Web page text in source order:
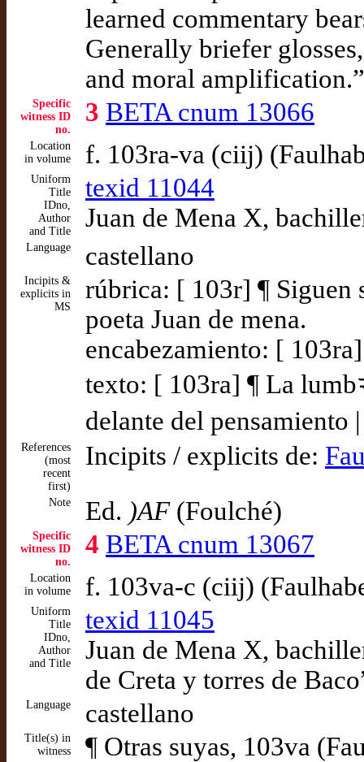
learned commentary
Generally briefer
and moral amplification.”
Specific
witness ID
no.
3 BETA cnum 13066
Location
in volume
f. 103ra-va (ciij)
Uniform
Title
IDno,
Author
and Title
texid 11044
Juan de Mena X,
Language castellano
Incipits &
explicits in
MS
rúbrica: [ 103r] ¶ Siguen
poeta Juan de mena.
encabezamiento: [
texto: [ 103ra] ¶ La
delante del pensamiento
References
(most
recent
first)
Incipits / explicits de:
Note Ed. )AF(Foulché)
Specific
witness ID
no.
4 BETA cnum 13067
Location
in volume
f. 103va-c (ciij)
Uniform
Title
IDno,
Author
and Title
texid 11045
Juan de Mena X,
de Creta y torres de
Language castellano
Title(s) in
witness
¶ Otras suyas, 103va